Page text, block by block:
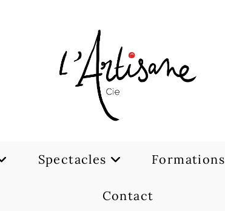
Spectacles Formations
Contact